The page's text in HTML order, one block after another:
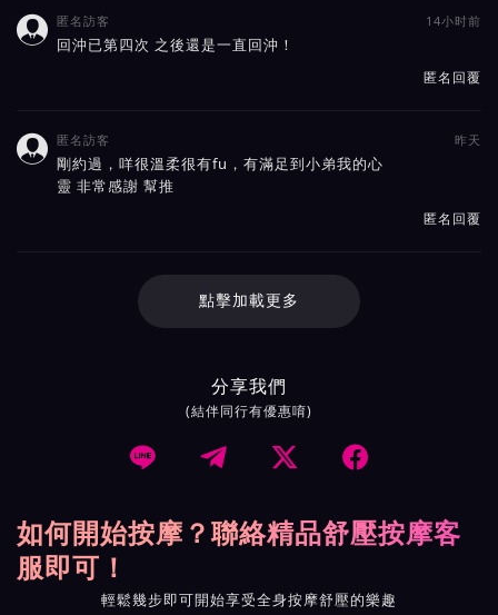
 匿名訪客 14小时前
回沖已第四次 之後還是一直回沖！
匿名回覆
 匿名訪客 昨天
剛約過，咩很溫柔很有fu，有滿足到小弟我的心
靈 非常感謝 幫推
匿名回覆
點擊加載更多
分享我們
(結伴同行有優惠唷)
   
如何開始按摩？聯絡精品舒壓按摩客
服即可！
輕鬆幾步即可開始享受全身按摩舒壓的樂趣